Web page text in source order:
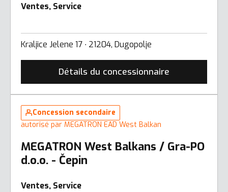
Ventes, Service
Kraljice Jelene 17 ∙ 21204, Dugopolje
Détails du concessionnaire
Concession secondaire
autorisé par MEGATRON EAD West Balkan
MEGATRON West Balkans / Gra-PO
d.o.o. - Čepin
Ventes, Service